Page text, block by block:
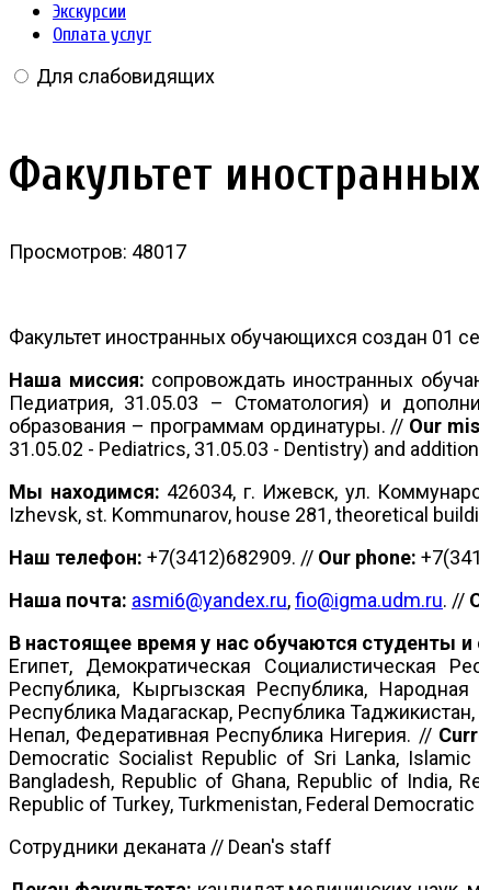
Экскурсии
Оплата услуг
Для слабовидящих
Факультет
Просмотров: 48017
Факультет иностранных обучающихся создан 01
Наша миссия: сопровождать иностранных
Педиатрия, 31.05.03 – Стоматология) и
образования – программам ординатуры. // Our
31.05.02 - Pediatrics, 31.05.03 - Dentistry) and
Мы находимся: 426034, г. Ижевск, ул.
Izhevsk, st. Kommunarov, house 281, theoretical
Наш телефон: +7(3412)682909. // Our phone:
Наша почта: asmi6@yandex.ru,fio@igma.udm.ru. //
В настоящее время у нас обучаются студенты
Египет, Демократическая Социалистическая
Республика, Кыргызская Республика,
Республика Мадагаскар, Республика
Непал, Федеративная Республика Нигерия. //
Democratic Socialist Republic of Sri Lanka,
Bangladesh, Republic of Ghana, Republic of India,
Republic of Turkey, Turkmenistan, Federal
Сотрудники деканата // Dean's staff